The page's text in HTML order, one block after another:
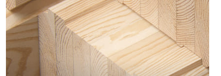
Мы в соцсетях: